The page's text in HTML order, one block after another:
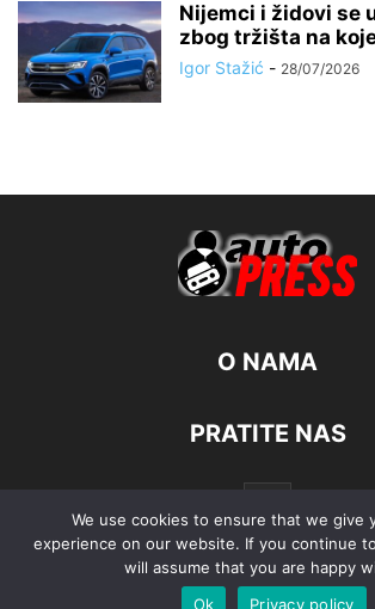
Nijemci i židovi se
zbog tržišta na
Igor Stažić - 28/07/2026
O NAMA
PRATITE NAS
We use cookies to ensure that we give
experience on our website. If you continue
will assume that you are happy
Ok
Privacy policy